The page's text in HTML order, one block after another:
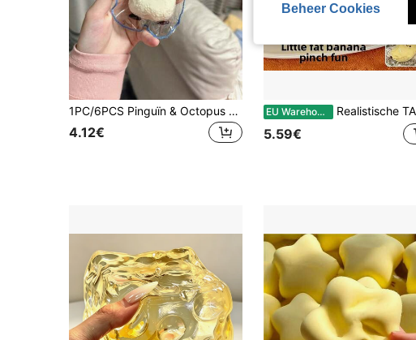
1PC/6PCS Pinguïn & Octopus Squishy Speelgoed Set, Zacht Langzaam Terugspringend Fidget Speelgoed, Romige Deegachtige Stressverlichtende Knijpspeelgoed Voor Kinderen Tieners Volwassenen, Schattig Feestcadeau, Verjaardagscadeau, Klasprijs, Cadeautasvuller, Feestdagcadeau, Bureau Decompressiespeelgoed
4.12€
EU Warehouse Realistische TABA Joyful Mini Banaan Knijpspeeltje, Zachte Textuur Langzame Terugvering, Knijpspeeltje, Sensorisch Speelgoed, Sensorisch Stressverlichtend Speelgoed, Kinderfeestje Cadeautje, Cadeautas Vulling, Kerst-, Halloween-, Paas- en
5.59€
Beheer Cookies